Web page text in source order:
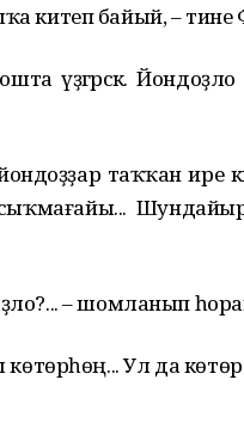
китеп байый, – тине
үҙгәрәсәк.
таҡҡан ире
– шомланып
Ул да